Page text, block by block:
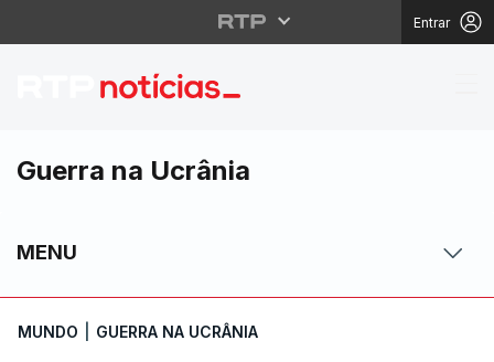
Entrar
Plano de paz.
Guerra na Ucrânia
MENU
MUNDO GUERRA NA UCRÂNIA